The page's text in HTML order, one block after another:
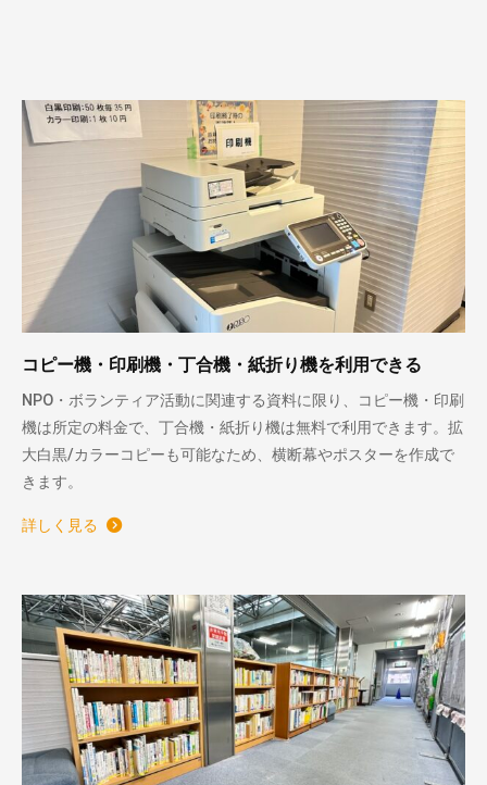
コピー機・印刷機・丁合機・紙折り機を利用できる
NPO・ボランティア活動に関連する資料に限り、コピー機・印刷
機は所定の料金で、丁合機・紙折り機は無料で利用できます。拡
大白黒/カラーコピーも可能なため、横断幕やポスターを作成で
きます。
詳しく見る